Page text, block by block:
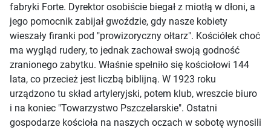
fabryki Forte. Dyrektor osobiście biegał z miotłą w dłoni, a
jego pomocnik zabijał gwoździe, gdy nasze kobiety
wieszały firanki pod "prowizoryczny ołtarz". Kościółek choć
ma wygląd rudery, to jednak zachował swoją godność
zranionego zabytku. Właśnie spełniło się kościołowi 144
lata, co przecież jest liczbą biblijną. W 1923 roku
urządzono tu skład artyleryjski, potem klub, wreszcie biuro
i na koniec "Towarzystwo Pszczelarskie". Ostatni
gospodarze kościoła na naszych oczach w sobotę wynosili